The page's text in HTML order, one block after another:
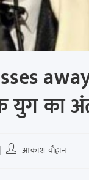
away
युग का
आकाश चौहान